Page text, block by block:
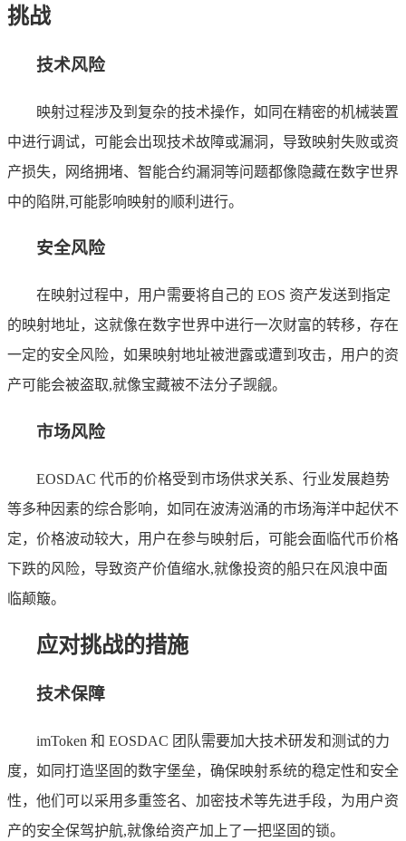
挑战
技术风险
映射过程涉及到复杂的技术操作，如同在精密的机械装置
中进行调试，可能会出现技术故障或漏洞，导致映射失败或资
产损失，网络拥堵、智能合约漏洞等问题都像隐藏在数字世界
中的陷阱,可能影响映射的顺利进行。
安全风险
在映射过程中，用户需要将自己的 EOS 资产发送到指定
的映射地址，这就像在数字世界中进行一次财富的转移，存在
一定的安全风险，如果映射地址被泄露或遭到攻击，用户的资
产可能会被盗取,就像宝藏被不法分子觊觎。
市场风险
EOSDAC 代币的价格受到市场供求关系、行业发展趋势
等多种因素的综合影响，如同在波涛汹涌的市场海洋中起伏不
定，价格波动较大，用户在参与映射后，可能会面临代币价格
下跌的风险，导致资产价值缩水,就像投资的船只在风浪中面
临颠簸。
应对挑战的措施
技术保障
imToken 和 EOSDAC 团队需要加大技术研发和测试的力
度，如同打造坚固的数字堡垒，确保映射系统的稳定性和安全
性，他们可以采用多重签名、加密技术等先进手段，为用户资
产的安全保驾护航,就像给资产加上了一把坚固的锁。